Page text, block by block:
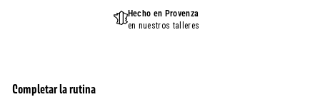
Hecho en Provenza
en nuestros talleres
Completar la rutina